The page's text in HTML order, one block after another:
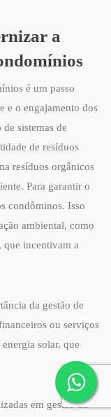
a
é um passo
e o engajamento dos
sistemas de
de resíduos
resíduos orgânicos
Para garantir o
condôminos. Isso
ambiental, como
que incentivam a
da gestão de
ou serviços
solar, que
em gestão de